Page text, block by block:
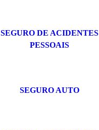
SEGURO DE ACIDENTES
PESSOAIS
SEGURO AUTO